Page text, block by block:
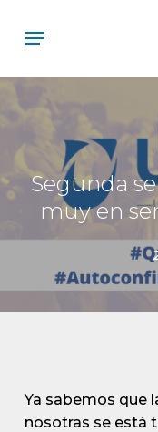
content
Menu
Segunda
muy en
Ya sabemos que
nosotras se está